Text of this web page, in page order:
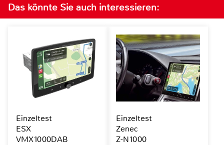
Das könnte Sie auch interessieren:
Einzeltest
ESX
VMX1000DAB
Einzeltest
Zenec
Z-N1000